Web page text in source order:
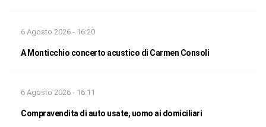
6 Agosto 2026 - 16:20
A Monticchio concerto acustico di Carmen Consoli
6 Agosto 2026 - 16:11
Compravendita di auto usate, uomo ai domiciliari